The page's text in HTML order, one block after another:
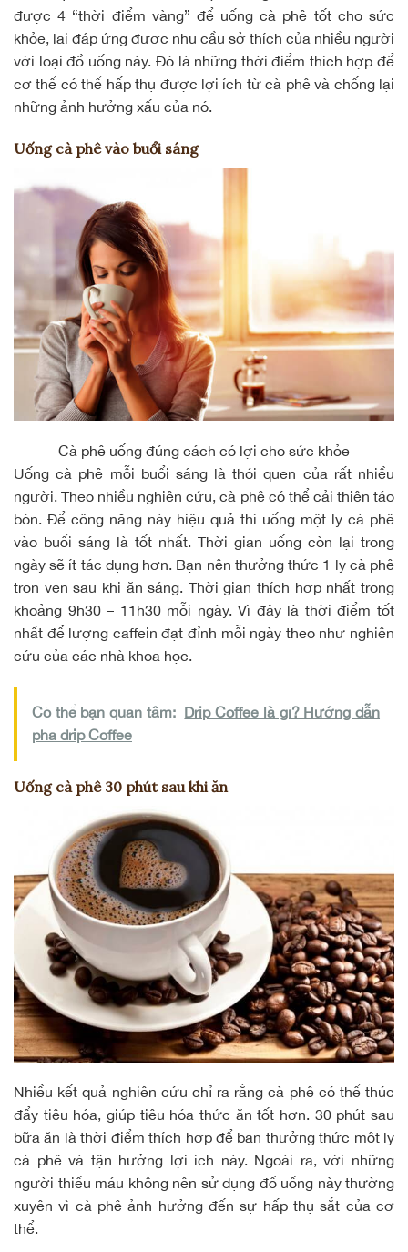
được 4 “thời điểm vàng” để uống cà phê tốt cho sức
khỏe, lại đáp ứng được nhu cầu sở thích của nhiều người
với loại đồ uống này. Đó là những thời điểm thích hợp để
cơ thể có thể hấp thụ được lợi ích từ cà phê và chống lại
những ảnh hưởng xấu của nó.
Uống cà phê vào buổi sáng
Cà phê uống đúng cách có lợi cho sức khỏe
Uống cà phê mỗi buổi sáng là thói quen của rất nhiều
người. Theo nhiều nghiên cứu, cà phê có thể cải thiện táo
bón. Để công năng này hiệu quả thì uống một ly cà phê
vào buổi sáng là tốt nhất. Thời gian uống còn lại trong
ngày sẽ ít tác dụng hơn. Bạn nên thưởng thức 1 ly cà phê
trọn vẹn sau khi ăn sáng. Thời gian thích hợp nhất trong
khoảng 9h30 – 11h30 mỗi ngày. Vì đây là thời điểm tốt
nhất để lượng caffein đạt đỉnh mỗi ngày theo như nghiên
cứu của các nhà khoa học.
Có thể bạn quan tâm: Drip Coffee là gì? Hướng dẫn
pha drip Coffee
Uống cà phê 30 phút sau khi ăn
Nhiều kết quả nghiên cứu chỉ ra rằng cà phê có thể thúc
đẩy tiêu hóa, giúp tiêu hóa thức ăn tốt hơn. 30 phút sau
bữa ăn là thời điểm thích hợp để bạn thưởng thức một ly
cà phê và tận hưởng lợi ích này. Ngoài ra, với những
người thiếu máu không nên sử dụng đồ uống này thường
xuyên vì cà phê ảnh hưởng đến sự hấp thụ sắt của cơ
thể.